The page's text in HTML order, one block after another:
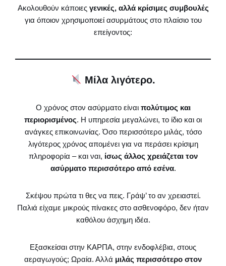
Ακολουθούν κάποιες γενικές, αλλά κρίσιμες συμβουλές
για όποιον χρησιμοποιεί ασυρμάτους στο πλαίσιο του
επείγοντος:
Μίλα λιγότερο.
Ο χρόνος στον ασύρματο είναι πολύτιμος και
περιορισμένος. Η υπηρεσία μεγαλώνει, το ίδιο και οι
ανάγκες επικοινωνίας. Όσο περισσότερο μιλάς, τόσο
λιγότερος χρόνος απομένει για να περάσει κρίσιμη
πληροφορία – και ναι, ίσως άλλος χρειάζεται τον
ασύρματο περισσότερο από εσένα.
Σκέψου πρώτα τι θες να πεις. Γράψ’ το αν χρειαστεί.
Παλιά είχαμε μικρούς πίνακες στο ασθενοφόρο, δεν ήταν
καθόλου άσχημη ιδέα.
Εξασκείσαι στην ΚΑΡΠΑ, στην ενδοφλέβια, στους
αεραγωγούς; Ωραία. Αλλά μιλάς περισσότερο στον